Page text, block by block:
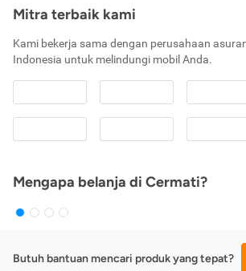
Mitra terbaik kami
Kami bekerja sama dengan perusahaan
Indonesia untuk melindungi mobil Anda.
Mengapa belanja di Cermati?
Butuh bantuan mencari produk yang tepat?